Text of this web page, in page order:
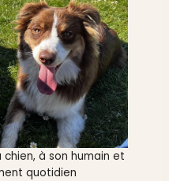
à son humain et
quotidien